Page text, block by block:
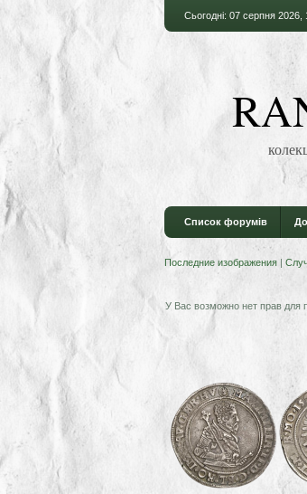
Сьогодні: 07 серпня 2026,
Список форумів
Последние изображения |
У Вас возможно нет прав для